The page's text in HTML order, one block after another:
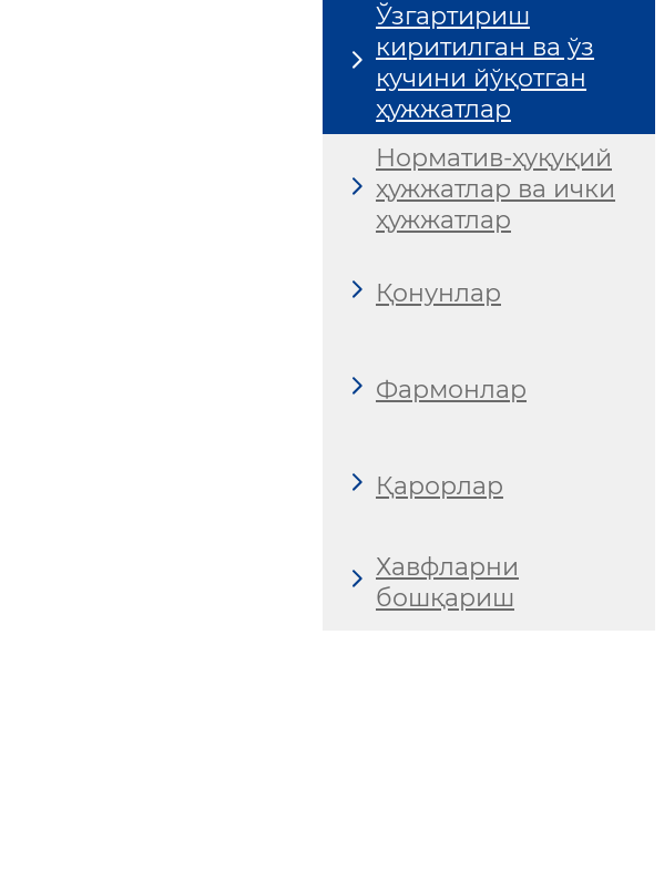
Ўзгартириш
киритилган ва ўз
кучини йўқотган
ҳужжатлар
Норматив-ҳуқуқий
ҳужжатлар ва ички
ҳужжатлар
Қонунлар
Фармонлар
Қарорлар
Хавфларни
бошқариш